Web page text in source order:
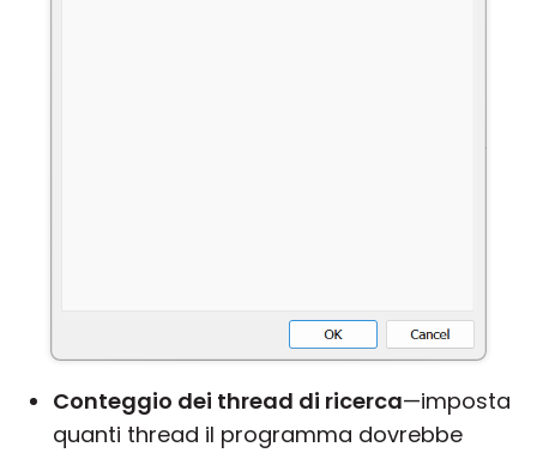
Conteggio dei thread di ricerca—imposta
quanti thread il programma dovrebbe